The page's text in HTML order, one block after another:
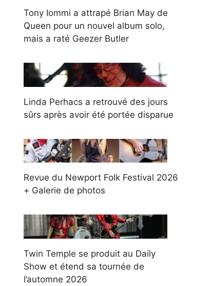
Tony Iommi a attrapé Brian May de
Queen pour un nouvel album solo,
mais a raté Geezer Butler
Linda Perhacs a retrouvé des jours
sûrs après avoir été portée disparue
Revue du Newport Folk Festival 2026
+ Galerie de photos
Twin Temple se produit au Daily
Show et étend sa tournée de
l’automne 2026